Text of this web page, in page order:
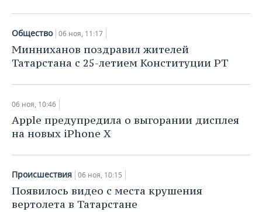
Общество 06 ноя, 11:17
Минниханов поздравил жителей
Татарстана с 25-летием Конституции РТ
06 ноя, 10:46
Apple предупредила о выгорании дисплея
на новых iPhone X
Происшествия 06 ноя, 10:15
Появилось видео с места крушения
вертолета в Татарстане